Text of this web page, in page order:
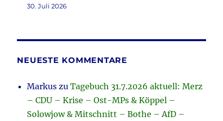
30. Juli 2026
NEUESTE KOMMENTARE
Markus zuTagebuch 31.7.2026 aktuell: Merz
– CDU – Krise – Ost-MPs & Köppel –
Solowjow & Mitschnitt – Bothe – AfD –